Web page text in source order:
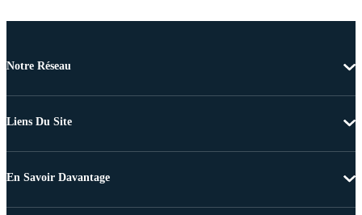
Notre Réseau
Liens Du Site
En Savoir Davantage